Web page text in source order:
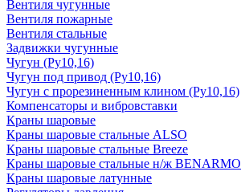
Вентиля чугунные
Вентиля пожарные
Вентиля стальные
Задвижки чугунные
Чугун (Ру10,16)
Чугун под привод (Ру10,16)
Чугун с прорезиненным клином (Ру10,16)
Компенсаторы и вибровставки
Краны шаровые
Краны шаровые стальные ALSO
Краны шаровые стальные Breeze
Краны шаровые стальные н/ж BENARMO
Краны шаровые латунные